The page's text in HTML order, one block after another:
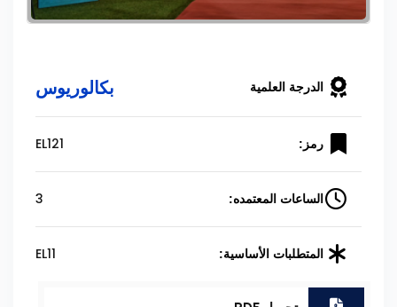
الدرجة العلمية بكالوريوس
رمز: EL121
الساعات المعتمده: 3
المتطلبات الأساسية: EL11